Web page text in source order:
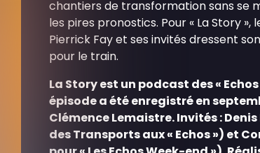
chantiers de transformation sans se
les pires pronostics. Pour « La Story »,
Pierrick Fay et ses invités dressent
pour le train.
La Story est un podcast des «
épisode a été enregistré en
Clémence Lemaistre. Invités :
des Transports aux « Echos ») et